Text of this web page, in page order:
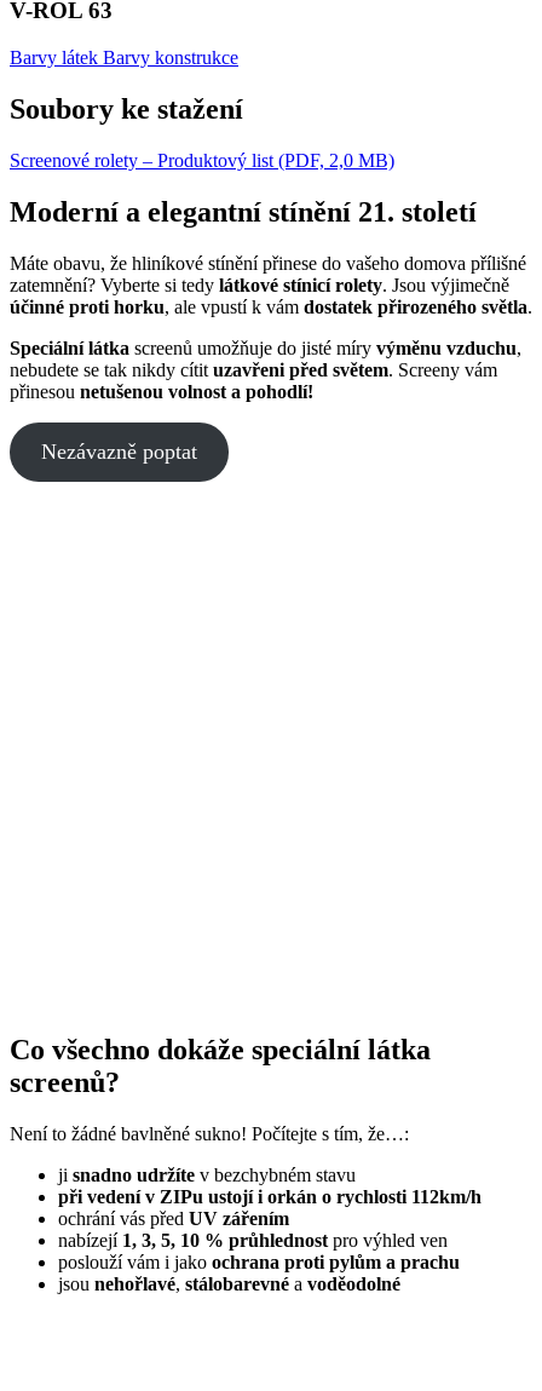
V-ROL 63
Barvy látek Barvy konstrukce
Soubory ke stažení
Screenové rolety – Produktový list (PDF, 2,0 MB)
Moderní a elegantní stínění 21. století
Máte obavu, že hliníkové stínění přinese do vašeho domova přílišné
zatemnění? Vyberte si tedy látkové stínicí rolety. Jsou výjimečně
účinné proti horku, ale vpustí k vám dostatek přirozeného světla.
Speciální látka screenů umožňuje do jisté míry výměnu vzduchu,
nebudete se tak nikdy cítit uzavřeni před světem. Screeny vám
přinesou netušenou volnost a pohodlí!
Nezávazně poptat
Co všechno dokáže speciální látka
screenů?
Není to žádné bavlněné sukno! Počítejte s tím, že…:
ji snadno udržíte v bezchybném stavu
při vedení v ZIPu ustojí i orkán o rychlosti 112km/h
ochrání vás před UV zářením
nabízejí 1, 3, 5, 10 % průhlednost pro výhled ven
poslouží vám i jako ochrana proti pylům a prachu
jsou nehořlavé, stálobarevné a voděodolné